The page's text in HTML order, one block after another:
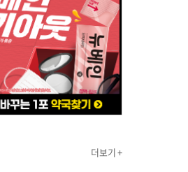
더보기 +